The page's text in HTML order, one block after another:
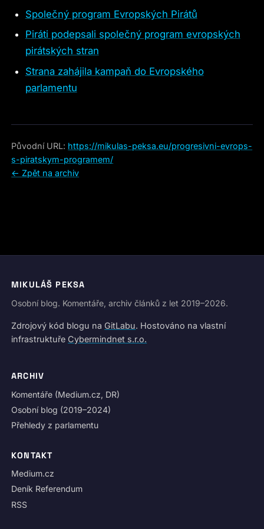
Společný program Evropských Pirátů
Piráti podepsali společný program evropských
pirátských stran
Strana zahájila kampaň do Evropského
parlamentu
Původní URL: https://mikulas-peksa.eu/progresivni-evrops-
s-piratskym-programem/
← Zpět na archiv
MIKULÁŠ PEKSA
Osobní blog. Komentáře, archiv článků z let 2019–2026.
Zdrojový kód blogu na GitLabu. Hostováno na vlastní
infrastruktuře Cybermindnet s.r.o.
ARCHIV
Komentáře (Medium.cz, DR)
Osobní blog (2019–2024)
Přehledy z parlamentu
KONTAKT
Medium.cz
Deník Referendum
RSS